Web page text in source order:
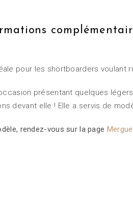
pour les shortboarders voulant
présentant quelques
devant elle ! Elle a servis de
rendez-vous sur la page